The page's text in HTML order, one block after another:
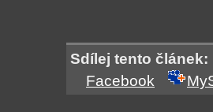
Sdílej tento článek:
Facebook